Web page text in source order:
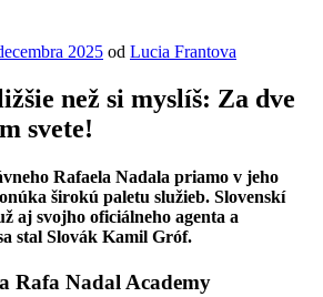
2025 od Lucia Frantova
než si myslíš: Za dve
svete!
Rafaela Nadala priamo v jeho
širokú paletu služieb. Slovenskí
aj svojho oficiálneho agenta a
stal Slovák Kamil Gróf.
Rafa Nadal Academy